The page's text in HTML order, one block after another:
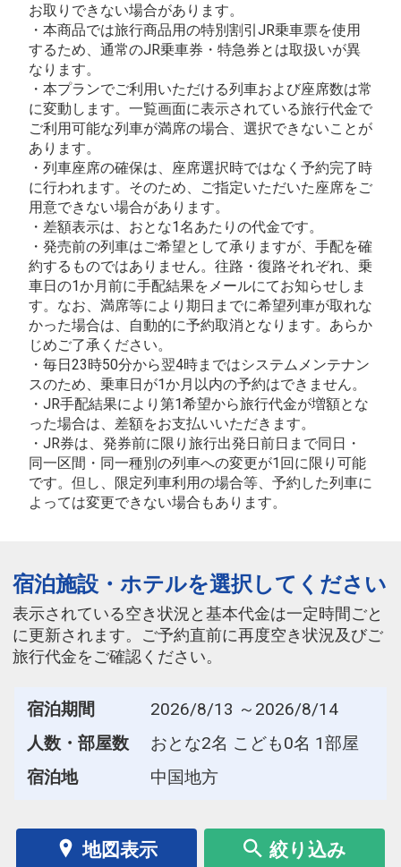
お取りできない場合があります。
・本商品では旅行商品用の特別割引JR乗車票を使用
するため、通常のJR乗車券・特急券とは取扱いが異
なります。
・本プランでご利用いただける列車および座席数は常
に変動します。一覧画面に表示されている旅行代金で
ご利用可能な列車が満席の場合、選択できないことが
あります。
・列車座席の確保は、座席選択時ではなく予約完了時
に行われます。そのため、ご指定いただいた座席をご
用意できない場合があります。
・差額表示は、おとな1名あたりの代金です。
・発売前の列車はご希望として承りますが、手配を確
約するものではありません。往路・復路それぞれ、乗
車日の1か月前に手配結果をメールにてお知らせしま
す。なお、満席等により期日までに希望列車が取れな
かった場合は、自動的に予約取消となります。あらか
じめご了承ください。
・毎日23時50分から翌4時まではシステムメンテナン
スのため、乗車日が1か月以内の予約はできません。
・JR手配結果により第1希望から旅行代金が増額とな
った場合は、差額をお支払いいただきます。
・JR券は、発券前に限り旅行出発日前日まで同日・
同一区間・同一種別の列車への変更が1回に限り可能
です。但し、限定列車利用の場合等、予約した列車に
よっては変更できない場合もあります。
宿泊施設・ホテルを選択してください
表示されている空き状況と基本代金は一定時間ごと
に更新されます。ご予約直前に再度空き状況及びご
旅行代金をご確認ください。
宿泊期間
2026/8/13 ～2026/8/14
人数・部屋数
おとな2名 こども0名 1部屋
宿泊地
中国地方
地図表示 絞り込み